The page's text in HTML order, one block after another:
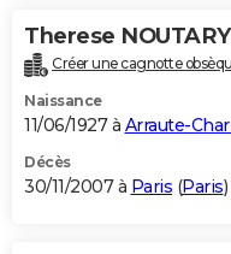
Therese NOUTARY
Créer une cagnotte
Naissance
11/06/1927 à Arraute-
Décès
30/11/2007 à Paris (Paris)